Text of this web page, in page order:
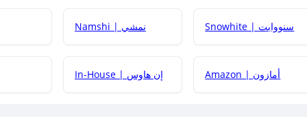
Namshi | نمشي Snowhite | سنووايت
In-House | إن هاوس Amazon | أمازون